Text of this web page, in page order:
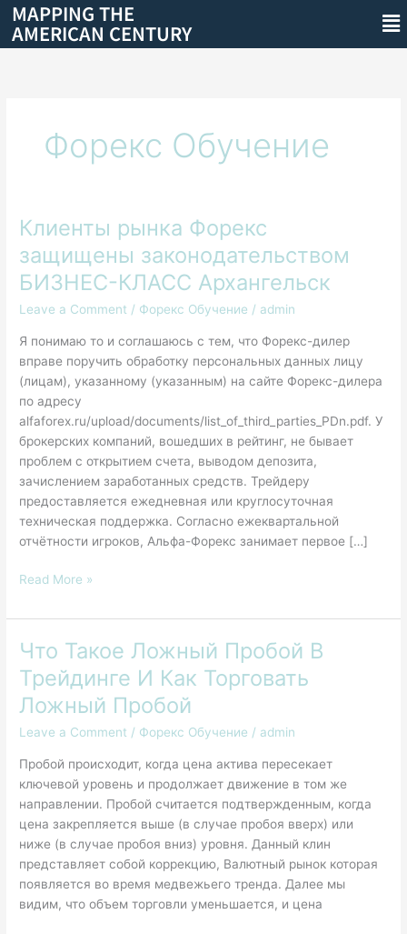
Skip
content
MAPPING THE
AMERICAN CENTURY
Форекс Обучение
Клиенты рынка Форекс
защищены законодательством
БИЗНЕС-КЛАСС Архангельск
Leave a Comment / Форекс Обучение / admin
Я понимаю то и соглашаюсь с тем, что Форекс-дилер
вправе поручить обработку персональных данных лицу
(лицам), указанному (указанным) на сайте Форекс-дилера
по адресу
alfaforex.ru/upload/documents/list_of_third_parties_PDn.pdf. У
брокерских компаний, вошедших в рейтинг, не бывает
проблем с открытием счета, выводом депозита,
зачислением заработанных средств. Трейдеру
предоставляется ежедневная или круглосуточная
техническая поддержка. Согласно ежеквартальной
отчётности игроков, Альфа-Форекс занимает первое […]
Клиенты
Форекс
защищены
законодательством
КЛАСС
Архангельск
Read More »
Что Такое Ложный Пробой В
Трейдинге И Как Торговать
Ложный Пробой
Leave a Comment / Форекс Обучение / admin
Пробой происходит, когда цена актива пересекает
ключевой уровень и продолжает движение в том же
направлении. Пробой считается подтвержденным, когда
цена закрепляется выше (в случае пробоя вверх) или
ниже (в случае пробоя вниз) уровня. Данный клин
представляет собой коррекцию, Валютный рынок которая
появляется во время медвежьего тренда. Далее мы
видим, что объем торговли уменьшается, и цена
Что
Ложный
Пробой
В
И
Как
Торговать
Ложный
Пробой